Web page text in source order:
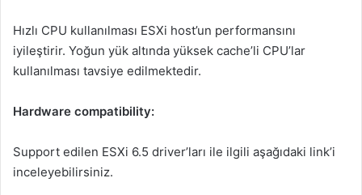
Hızlı CPU kullanılması ESXi host’un performansını
iyileştirir. Yoğun yük altında yüksek cache’li CPU’lar
kullanılması tavsiye edilmektedir.
Hardware compatibility:
Support edilen ESXi 6.5 driver’ları ile ilgili aşağıdaki link’i
inceleyebilirsiniz.